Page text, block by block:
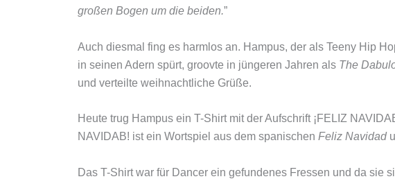
großen Bogen um die beiden.”
Auch diesmal fing es harmlos an. Hampus, der als Teeny Hip
in seinen Adern spürt, groovte in jüngeren Jahren als The
und verteilte weihnachtliche Grüße.
Heute trug Hampus ein T-Shirt mit der Aufschrift ¡FELIZ
NAVIDAB! ist ein Wortspiel aus dem spanischen Feliz Navidad
Das T-Shirt war für Dancer ein gefundenes Fressen und da sie